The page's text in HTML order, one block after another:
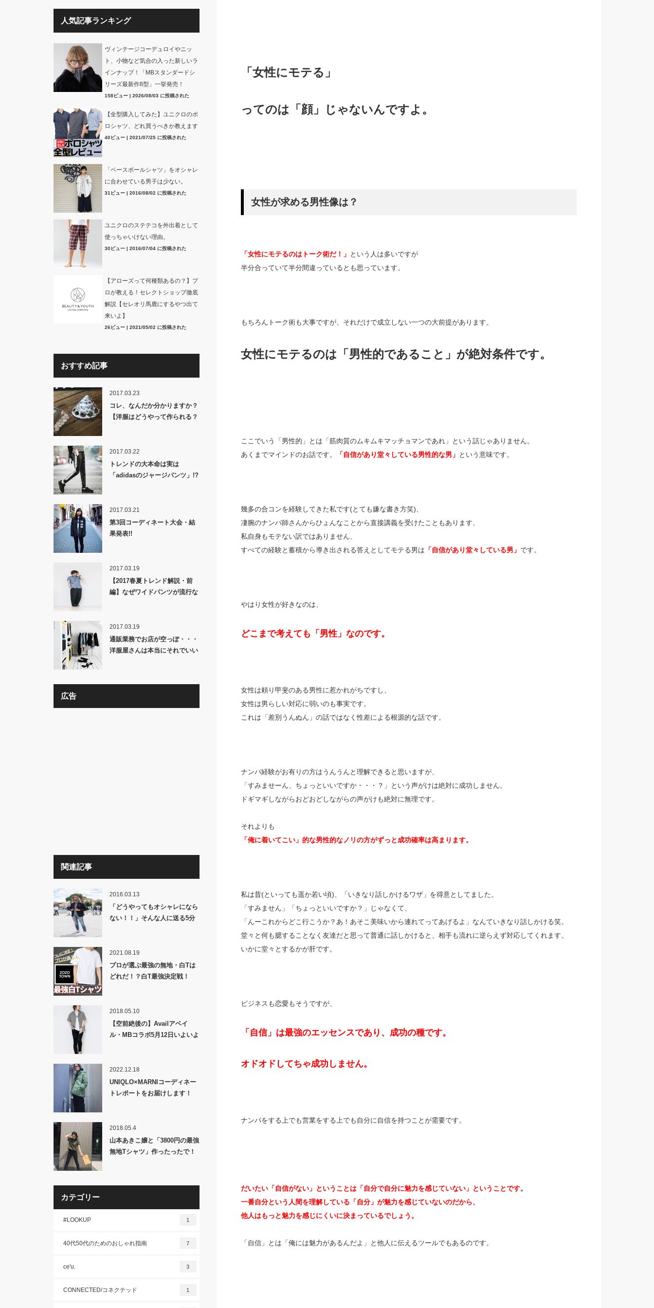
「女性にモテる」
ってのは「顔」じゃないんですよ。
女性が求める男性像は？
「女性にモテるのはトーク術だ！」 という人は多いですが
半分合っていて半分間違っているとも思っています。
もちろんトーク術も大事ですが、それだけで成立しない一つの大前提があります。
女性にモテるのは「男性的であること」が絶対条件です。
ここでいう「男性的」とは「筋肉質のムキムキマッチョマンであれ」という話じゃありません。
あくまでマインドのお話です。
「自信があり堂々している男性的な男」 という意味です。
幾多の合コンを経験してきた私です(とても嫌な書き方笑)、
凄腕のナンパ師さんからひょんなことから直接講義を受けたこともあります、
私自身もモテない訳ではありません、
すべての経験と蓄積から導き出される答えとしてモテる男は 「自信があり堂々している男」 です。
やはり女性が好きなのは、
どこまで考えても「男性」なのです。
女性は頼り甲斐のある男性に惹かれがちですし、
女性は男らしい対応に弱いのも事実です。
これは「差別うんぬん」の話ではなく性差による根源的な話です。
ナンパ経験がお有りの方はうんうんと理解できると思いますが、
「すみませーん、ちょっといいですか・・・？」という声がけは絶対に成功しません。
ドギマギしながらおどおどしながらの声がけも絶対に無理です。
それよりも
「俺に着いてこい」的な男性的なノリの方がずっと成功確率は高まります。
私は昔(といっても遥か若い頃)、「いきなり話しかけるワザ」を得意としてました。
「すみません」「ちょっといいですか？」じゃなくて、
「んーこれからどこ行こうか？あ！あそこ美味いから連れてってあげるよ」なんていきなり話しかける笑。
堂々と何も臆することなく友達だと思って普通に話しかけると、相手も流れに逆らえず対応してくれます。
いかに堂々とするかが肝です。
ビジネスも恋愛もそうですが、
「自信」は最強のエッセンスであり、成功の種です。
オドオドしてちゃ成功しません。
ナンパをする上でも営業をする上でも自分に自信を持つことが需要です。
だいたい「自信がない」ということは「自分で自分に魅力を感じていない」ということです。
一番自分という人間を理解している「自分」が魅力を感じていないのだから、
他人はもっと魅力を感じにくいに決まっているでしょう。
「自信」とは「俺には魅力があるんだよ」と他人に伝えるツールでもあるのです。
人気記事ランキング
ヴィンテージコーデュロイやニッ
ト、小物など気合の入った新しいラ
インナップ！「MBスタンダードシ
リーズ最新作8型」一挙発売！
158ビュー| 2026/08/03 に投稿された
【全型購入してみた】ユニクロのポ
ロシャツ、どれ買うべきか教えます
40ビュー| 2021/07/25 に投稿された
「ベースボールシャツ」をオシャレ
に合わせている男子は少ない。
31ビュー| 2016/08/02 に投稿された
ユニクロのステテコを外出着として
使っちゃいけない理由。
30ビュー| 2016/07/04 に投稿された
【アローズって何種類あるの？】プ
ロが教える！セレクトショップ徹底
解説【セレオリ馬鹿にするやつ出て
来いよ】
26ビュー| 2021/05/02 に投稿された
おすすめ記事
2017.03.23
コレ、なんだか分かりますか？
【洋服はどうやって作られる？
2017.03.22
トレンドの大本命は実は
「adidasのジャージパンツ」!?
2017.03.21
第3回コーディネート大会・結
果発表!!
2017.03.19
【2017春夏トレンド解説・前
編】なぜワイドパンツが流行な
2017.03.19
通販業務でお店が空っぽ・・・
洋服屋さんは本当にそれでいい
広告
関連記事
2016.03.13
「どうやってもオシャレになら
ない！！」そんな人に送る5分
2021.08.19
プロが選ぶ最強の無地・白Tは
どれだ！？白T最強決定戦！
2018.05.10
【空前絶後の】Availアベイ
ル・MBコラボ5月12日いよいよ
2022.12.18
UNIQLO×MARNIコーディネー
トレポートをお届けします！
2018.05.4
山本あきこ嬢と「3800円の最強
無地Tシャツ」作ったったで！
カテゴリー
#LOOKUP 1
40代50代のためのおしゃれ指南 7
ce'u. 3
CONNECTED/コネクテッド 1